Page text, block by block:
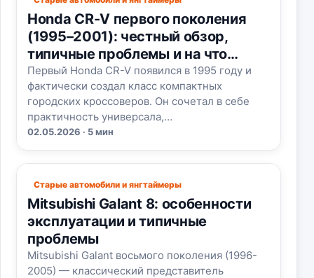
Honda CR-V первого поколения
(1995–2001): честный обзор,
типичные проблемы и на что
смотреть при покупке
Первый Honda CR-V появился в 1995 году и
фактически создал класс компактных
городских кроссоверов. Он сочетал в себе
практичность универсала,…
02.05.2026 · 5 мин
Старые автомобили и янгтаймеры
Mitsubishi Galant 8: особенности
эксплуатации и типичные
проблемы
Mitsubishi Galant восьмого поколения (1996-
2005) — классический представитель